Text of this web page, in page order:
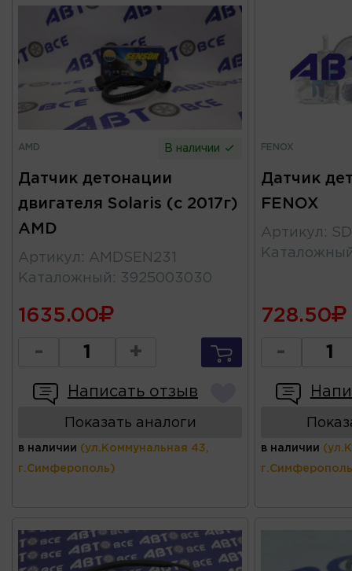
AMD В наличии
Датчик детонации
двигателя Solaris (с 2017г)
AMD
Артикул : AMDSEN231
Каталожный : 3925003030
1635.00
- +
Написать отзыв
Показать аналоги
в наличии (ул.Коммунальная 43,
г.Симферополь)
FENOX
Датчик
FENOX
Артикул :
728.50
-
в наличии